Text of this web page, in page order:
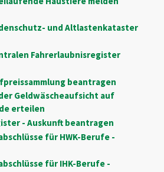
und Altlastenkataster
Fahrerlaubnisregister
beantragen
Geldwäscheaufsicht auf
erteilen
- Auskunft beantragen
für HWK-Berufe -
für IHK-Berufe -